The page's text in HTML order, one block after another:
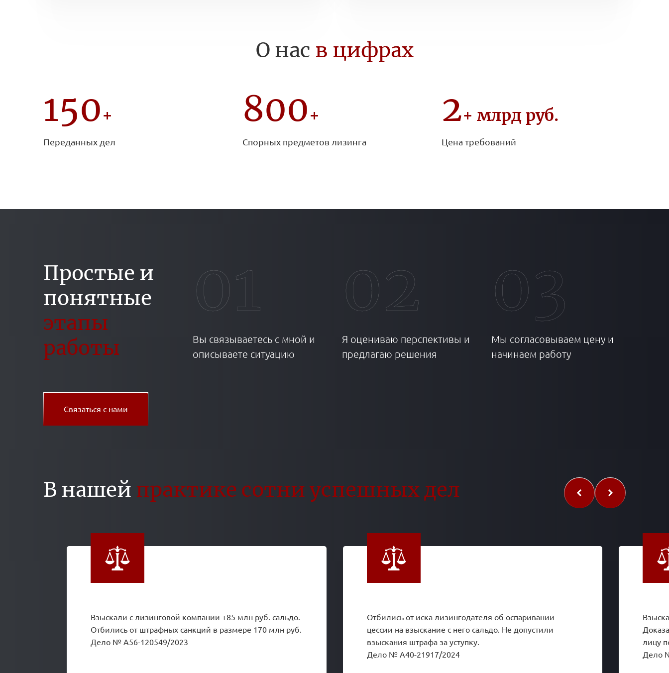
О нас в цифрах
150+
Переданных дел
800+
Спорных предметов лизинга
2+ млрд руб.
Цена требований
Простые и
понятные
этапы
работы
Связаться с нами
01
Вы связываетесь с мной и
описываете ситуацию
02
Я оцениваю перспективы и
предлагаю решения
03
Мы согласовываем цену и
начинаем работу
В нашей практике сотни успешных дел
Взыскали с лизинговой компании +85 млн руб. сальдо.
Отбились от штрафных санкций в размере 170 млн руб.
Дело № А56-120549/2023
Отбились от иска лизингодателя об оспаривании
цессии на взыскание с него сальдо. Не допустили
взыскания штрафа за уступку.
Дело № А40-21917/2024
лицу
Дело